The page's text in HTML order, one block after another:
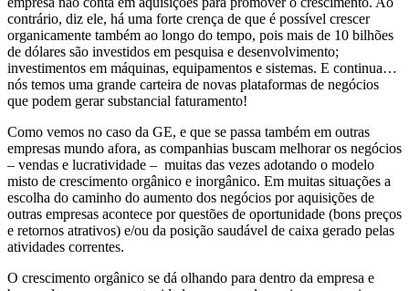
contrário, diz ele, há uma forte crença de que é possível crescer
organicamente também ao longo do tempo, pois mais de 10 bilhões
de dólares são investidos em pesquisa e desenvolvimento;
investimentos em máquinas, equipamentos e sistemas. E continua…
nós temos uma grande carteira de novas plataformas de negócios
que podem gerar substancial faturamento!
Como vemos no caso da GE, e que se passa também em outras
empresas mundo afora, as companhias buscam melhorar os negócios
– vendas e lucratividade – muitas das vezes adotando o modelo
misto de crescimento orgânico e inorgânico. Em muitas situações a
escolha do caminho do aumento dos negócios por aquisições de
outras empresas acontece por questões de oportunidade (bons preços
e retornos atrativos) e/ou da posição saudável de caixa gerado pelas
atividades correntes.
O crescimento orgânico se dá olhando para dentro da empresa e